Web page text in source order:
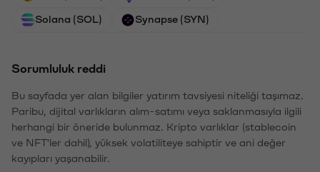
Solana (SOL) Synapse (SYN)
Sorumluluk reddi
Bu sayfada yer alan bilgiler yatırım tavsiyesi niteliği taşımaz.
Paribu, dijital varlıkların alım-satımı veya saklanmasıyla ilgili
herhangi bir öneride bulunmaz. Kripto varlıklar (stablecoin
ve NFT'ler dahil), yüksek volatiliteye sahiptir ve ani değer
kayıpları yaşanabilir.